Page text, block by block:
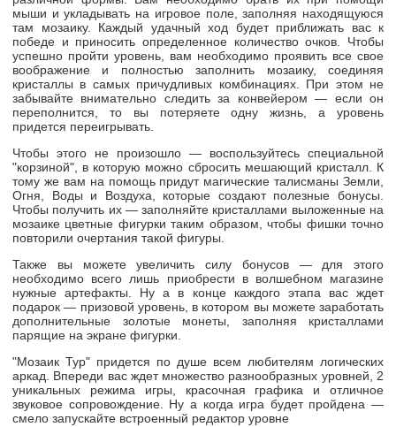
мыши и укладывать на игровое поле, заполняя находящуюся
там мозаику. Каждый удачный ход будет приближать вас к
победе и приносить определенное количество очков. Чтобы
успешно пройти уровень, вам необходимо проявить все свое
воображение и полностью заполнить мозаику, соединяя
кристаллы в самых причудливых комбинациях. При этом не
забывайте внимательно следить за конвейером — если он
переполнится, то вы потеряете одну жизнь, а уровень
придется переигрывать.
Чтобы этого не произошло — воспользуйтесь специальной
"корзиной", в которую можно сбросить мешающий кристалл. К
тому же вам на помощь придут магические талисманы Земли,
Огня, Воды и Воздуха, которые создают полезные бонусы.
Чтобы получить их — заполняйте кристаллами выложенные на
мозаике цветные фигурки таким образом, чтобы фишки точно
повторили очертания такой фигуры.
Также вы можете увеличить силу бонусов — для этого
необходимо всего лишь приобрести в волшебном магазине
нужные артефакты. Ну а в конце каждого этапа вас ждет
подарок — призовой уровень, в котором вы можете заработать
дополнительные золотые монеты, заполняя кристаллами
парящие на экране фигурки.
"Мозаик Тур" придется по душе всем любителям логических
аркад. Впереди вас ждет множество разнообразных уровней, 2
уникальных режима игры, красочная графика и отличное
звуковое сопровождение. Ну а когда игра будет пройдена —
смело запускайте встроенный редактор уровне